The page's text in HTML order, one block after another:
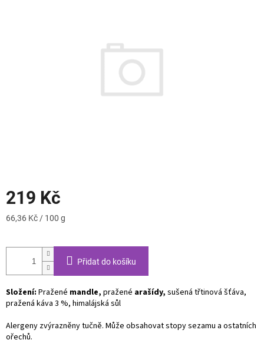
219 Kč
Měrná
66,36 Kč / 100 g
Přidat do košíku
Složení: Pražené mandle, pražené arašídy, sušená třtinová šťáva,
pražená káva 3 %, himalájská sůl
Alergeny zvýrazněny tučně. Může obsahovat stopy sezamu a ostatních
ořechů.